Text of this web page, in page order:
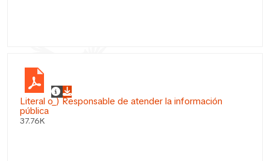
Literal o_) Responsable de atender la información
pública
37.76K